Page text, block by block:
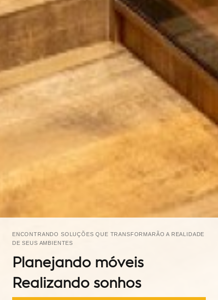
ENCONTRANDO SOLUÇÕES QUE TRANSFORMARÃO A REALIDADE
DE SEUS AMBIENTES
Planejando móveis
Realizando sonhos